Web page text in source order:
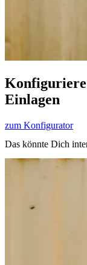
Konfiguriere
Einlagen
zum Konfigurator
Das könnte Dich